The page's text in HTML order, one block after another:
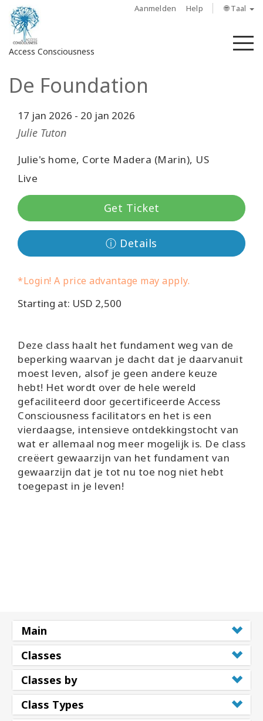
Aanmelden Help 🌐 Taal
Access Consciousness
Meld
aan
op
uw
account
About
Access
Bars
Regions
Cursussen
Shop
More
Nieuws
CONTACT
De Foundation
17 jan 2026 - 20 jan 2026
Julie Tuton
Julie's home, Corte Madera (Marin), US
Live
Get Ticket
ⓘ Details
*Login! A price advantage may apply.
Starting at: USD 2,500
Deze class haalt het fundament weg van de
beperking waarvan je dacht dat je daarvanuit
moest leven, alsof je geen andere keuze
hebt! Het wordt over de hele wereld
gefaciliteerd door gecertificeerde Access
Consciousness facilitators en het is een
vierdaagse, intensieve ontdekkingstocht van
wat er allemaal nog meer mogelijk is. De class
creëert gewaarzijn van het fundament van
gewaarzijn dat je tot nu toe nog niet hebt
toegepast in je leven!
Main
Classes
Classes by
Class Types